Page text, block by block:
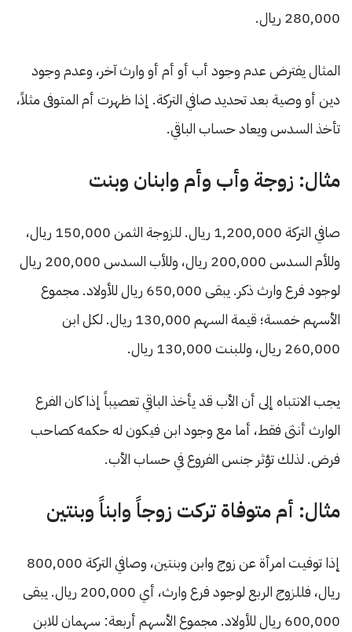
280,000 ريال.
المثال يفترض عدم وجود أب أو أم أو وارث آخر، وعدم وجود
دين أو وصية بعد تحديد صافي التركة. إذا ظهرت أم المتوفى مثلاً،
تأخذ السدس ويعاد حساب الباقي.
مثال: زوجة وأب وأم وابنان وبنت
صافي التركة 1,200,000 ريال. للزوجة الثمن 150,000 ريال،
وللأم السدس 200,000 ريال، وللأب السدس 200,000 ريال
لوجود فرع وارث ذكر. يبقى 650,000 ريال للأولاد. مجموع
الأسهم خمسة؛ قيمة السهم 130,000 ريال. لكل ابن
260,000 ريال، وللبنت 130,000 ريال.
يجب الانتباه إلى أن الأب قد يأخذ الباقي تعصيباً إذا كان الفرع
الوارث أنثى فقط، أما مع وجود ابن فيكون له حكمه كصاحب
فرض. لذلك تؤثر جنس الفروع في حساب الأب.
مثال: أم متوفاة تركت زوجاً وابناً وبنتين
إذا توفيت امرأة عن زوج وابن وبنتين، وصافي التركة 800,000
ريال، فللزوج الربع لوجود فرع وارث، أي 200,000 ريال. يبقى
600,000 ريال للأولاد. مجموع الأسهم أربعة: سهمان للابن